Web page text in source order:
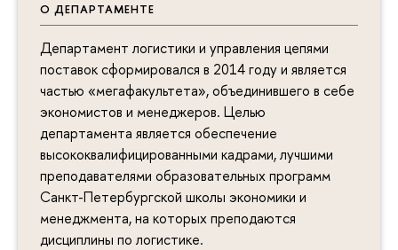
О ДЕПАРТАМЕНТЕ
Департамент логистики и управления цепями
поставок сформировался в 2014 году и является
частью «мегафакультета», объединившего в себе
экономистов и менеджеров. Целью
департамента является обеспечение
высококвалифицированными кадрами, лучшими
преподавателями образовательных программ
Санкт-Петербургской школы экономики и
менеджмента, на которых преподаются
дисциплины по логистике.